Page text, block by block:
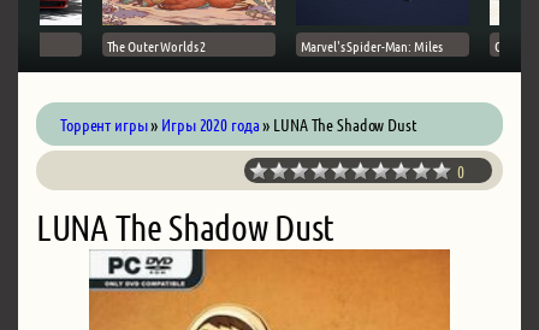
The Outer Worlds 2 Marvel's Spider-Man: Miles Ghost
Торрент игры» Игры 2020 года» LUNA The Shadow Dust
0
LUNA The Shadow Dust